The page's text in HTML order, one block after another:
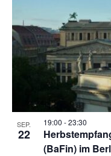
SEP.
22
(BaFin) im
19:00 -23:30